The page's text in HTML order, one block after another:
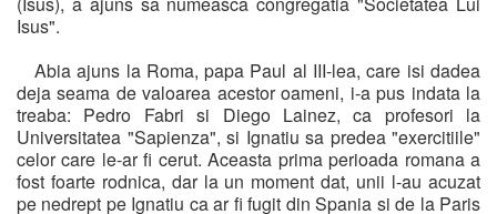
Isus".
Abia ajuns la Roma, papa Paul al III-lea, care isi dadea
deja seama de valoarea acestor oameni, i-a pus indata la
treaba: Pedro Fabri si Diego Lainez, ca profesori la
Universitatea "Sapienza", si Ignatiu sa predea "exercitiile"
celor care le-ar fi cerut. Aceasta prima perioada romana a
fost foarte rodnica, dar la un moment dat, unii l-au acuzat
pe nedrept pe Ignatiu ca ar fi fugit din Spania si de la Paris